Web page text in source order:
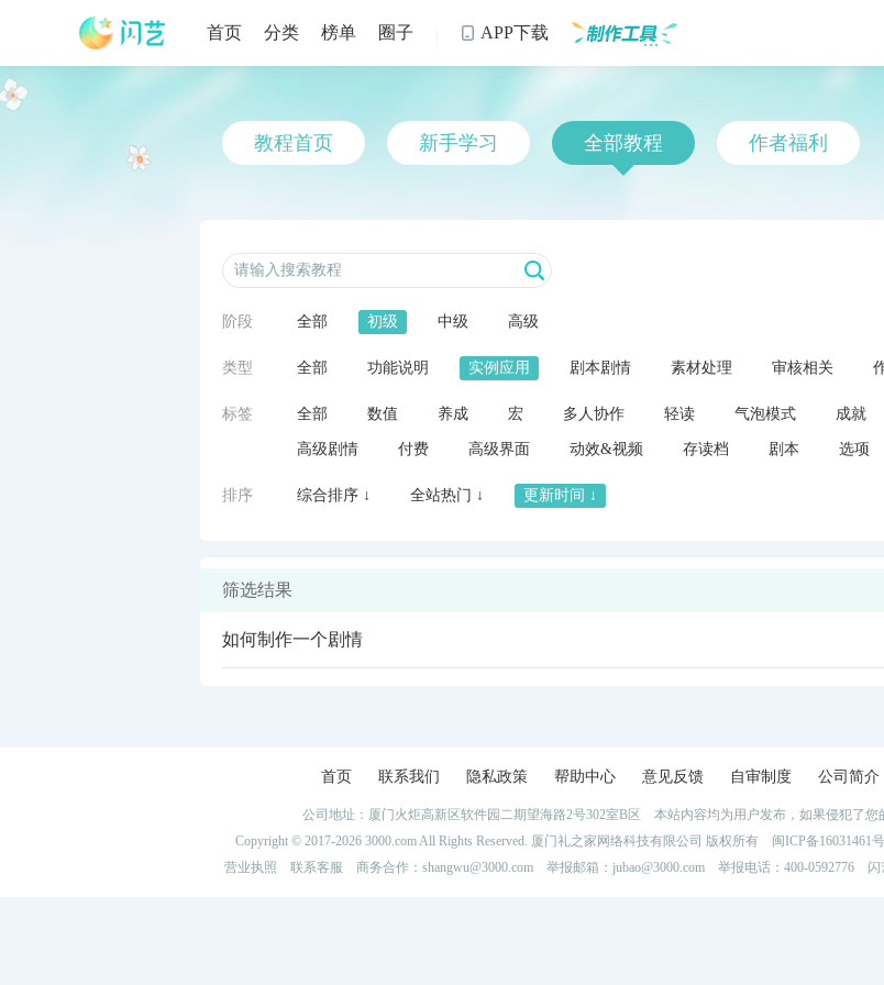
首页 分类 榜单 圈子  APP下载
教程首页 新手学习 全部教程 作者福利
阶段 全部 初级 中级 高级
类型 全部 功能说明 实例应用 剧本剧情 素材处理 审核相关
标签 全部 数值 养成 宏 多人协作 轻读 气泡模式 成就
高级剧情 付费 高级界面 动效&视频 存读档 剧本 选项
排序 综合排序 ↓ 全站热门 ↓ 更新时间 ↓
筛选结果
如何制作一个剧情
首页 联系我们 隐私政策 帮助中心 意见反馈 自审制度 公司简介
公司地址：厦门火炬高新区软件园二期望海路2号302室B区 本站内容均为用户发布，如果侵犯了您
Copyright © 2017-2026 3000.com All Rights Reserved. 厦门礼之家网络科技有限公司 版权所有 闽ICP备16031461号
营业执照
联系客服 商务合作：shangwu@3000.com 举报邮箱：jubao@3000.com 举报电话：400-0592776 闪